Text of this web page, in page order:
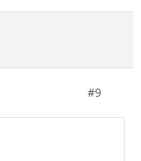
Add-on einen
dass man nur
Url:
caldav/v2/
alle Kalender
#9